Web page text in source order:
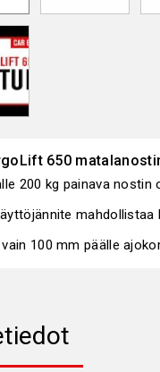
650
200 kg painava
100 mm päälle